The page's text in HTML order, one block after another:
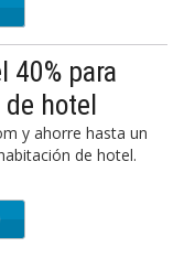
40% para
de hotel
y ahorre hasta un
de hotel.